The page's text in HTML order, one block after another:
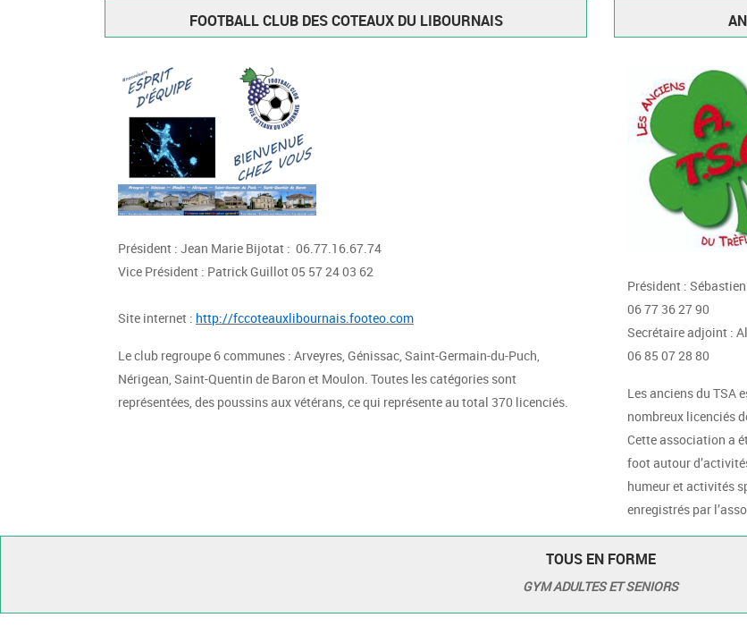
FOOTBALL CLUB DES COTEAUX DU LIBOURNAIS
Président : Jean Marie Bijotat : 06.77.16.67.74
Vice Président : Patrick Guillot 05 57 24 03 62
Site internet : http://fccoteauxlibournais.footeo.com
Le club regroupe 6 communes : Arveyres, Génissac, Saint-Germain-du-Puch,
Nérigean, Saint-Quentin de Baron et Moulon. Toutes les catégories sont
représentées, des poussins aux vétérans, ce qui représente au total 370 licenciés.
Président : Sébastien
06 77 36 27 90
Secrétaire adjoint :
06 85 07 28 80
Les anciens du TSA
nombreux licenciés
Cette association a
foot autour
humeur et activités
enregistrés par
TOUS EN FORME
GYM ADULTES ET SENIORS